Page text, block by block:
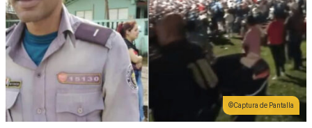
Captura de Pantalla